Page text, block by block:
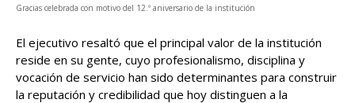
Gracias celebrada con motivo del 12.º aniversario de la institución
El ejecutivo resaltó que el principal valor de la institución
reside en su gente, cuyo profesionalismo, disciplina y
vocación de servicio han sido determinantes para construir
la reputación y credibilidad que hoy distinguen a la